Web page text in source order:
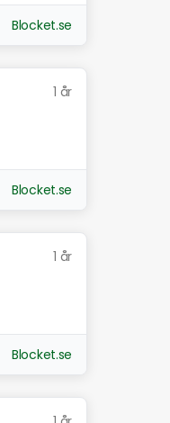
Blocket.se
1 år
Blocket.se
1 år
Blocket.se